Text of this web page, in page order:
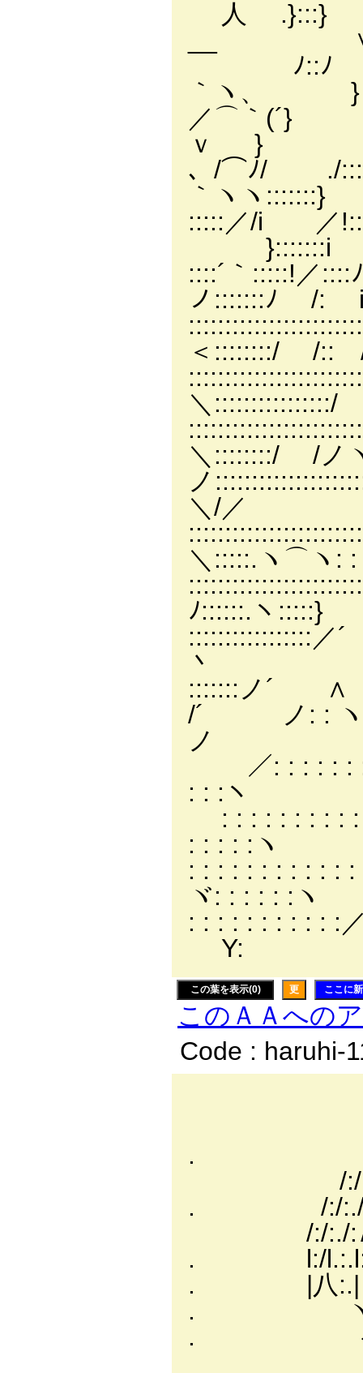
人 .}:::}
__
ゝﾉ::ﾉ ﾉ
｀ヽ、 }
／⌒｀(´} /
ｖ }
、/⌒ﾉ/ ./
｀ヽヽ
:::::／/i ／
::::´｀:::::!／
ノ:::::::ﾉ /:
＜::::::::/ /::
＼
＼::::::::/ /ノ
ノ
＼/／
＼:::::.ヽ⌒ヽ: :
ﾉ::::::.ヽ
丶
:::::::
/´
ノ
／: : : :
: : :ヽ
: : : : :
: : : : :ヽ
: : : : :
ヾ: : : : : :ヽ
: : : :
Y:
この葉を表示(0) 更 ここに
このＡＡへの
Code : haruhi-
. ／:.:.:/
/:/:.:/
. /:/:./{ -､
/:/:./:∧ ＼
. l:/l.:.l:八
. |八:.| /:
. ヽ/:/八
. {:.{:{ ＼